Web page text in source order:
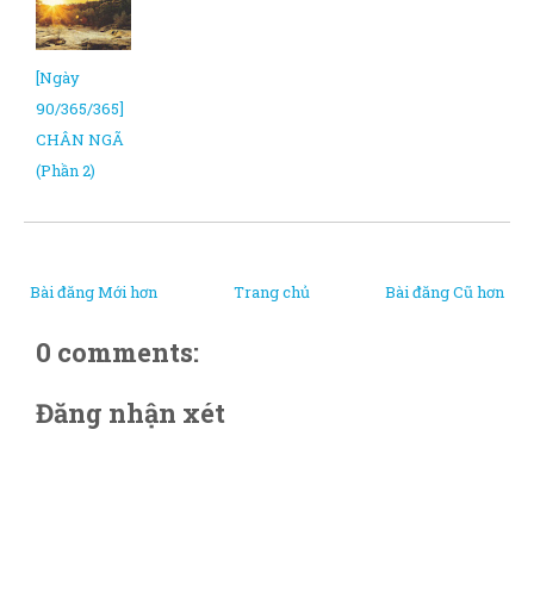
[Ngày
90/365/365]
CHÂN NGÃ
(Phần 2)
Bài đăng Mới hơn Bài đăng Cũ hơn
Trang chủ
0 comments:
Đăng nhận xét